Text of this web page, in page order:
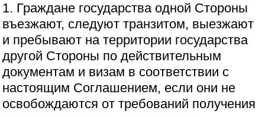
1. Граждане государства одной Стороны
въезжают, следуют транзитом, выезжают
и пребывают на территории государства
другой Стороны по действительным
документам и визам в соответствии с
настоящим Соглашением, если они не
освобождаются от требований получения